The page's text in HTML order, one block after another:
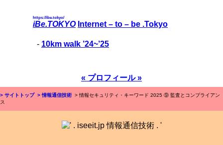
iBe.TOKYO
https://ibe.tokyo/
Internet – to – be .Tokyo
- 10km walk ’24~’25
« プロフィール »
> サイトトップ > 情報通信技術 > 情報セキュリティ・キーワード 2025 ⑨ 監査とコンプライアン
ス